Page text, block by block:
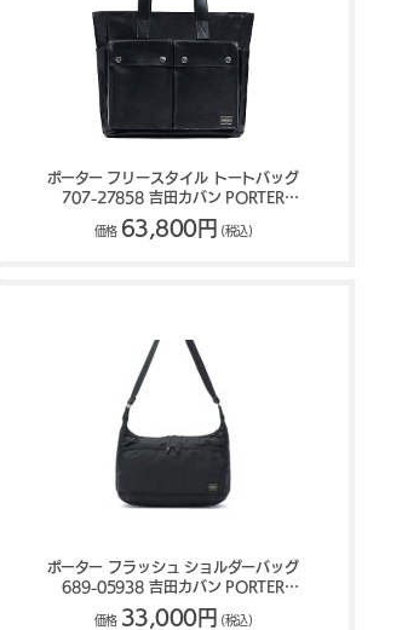
ポーター フリースタイル トートバッグ
707-27858 吉田カバン PORTER
FREE STYLE
価格 63,800円 (税込)
ポーター フラッシュ ショルダーバッグ
689-05938 吉田カバン PORTER
FLASH
価格 33,000円 (税込)